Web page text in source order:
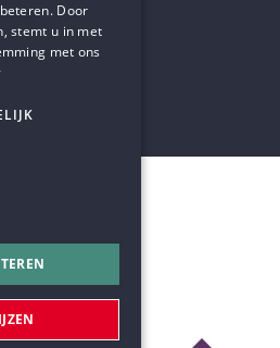
websites
DUTCH
Door
stemt u in met
met ons